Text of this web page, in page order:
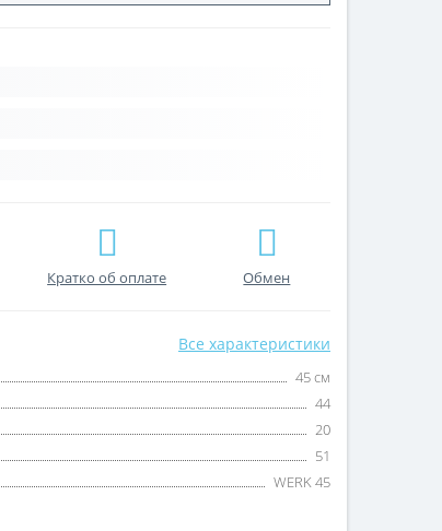
Кратко об оплате Обмен
Все характеристики
45 см
44
20
51
WERK 45